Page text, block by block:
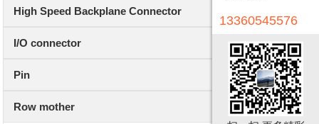
13360545576
High Speed Backplane Connector
I/O connector
Pin
Row mother